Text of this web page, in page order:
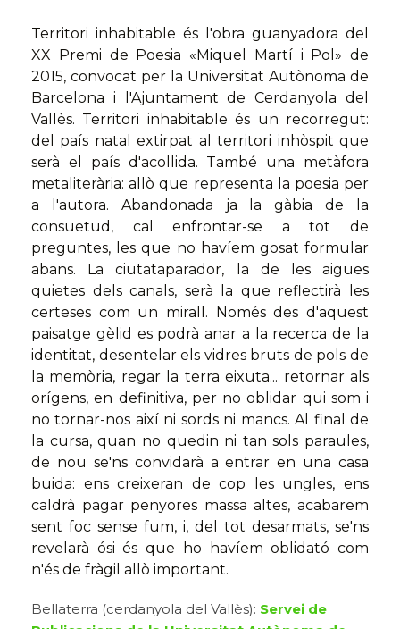
Territori inhabitable és l'obra guanyadora del
XX Premi de Poesia «Miquel Martí i Pol» de
2015, convocat per la Universitat Autònoma de
Barcelona i l'Ajuntament de Cerdanyola del
Vallès. Territori inhabitable és un recorregut:
del país natal extirpat al territori inhòspit que
serà el país d'acollida. També una metàfora
metaliterària: allò que representa la poesia per
a l'autora. Abandonada ja la gàbia de la
consuetud, cal enfrontar-se a tot de
preguntes, les que no havíem gosat formular
abans. La ciutataparador, la de les aigües
quietes dels canals, serà la que reflectirà les
certeses com un mirall. Només des d'aquest
paisatge gèlid es podrà anar a la recerca de la
identitat, desentelar els vidres bruts de pols de
la memòria, regar la terra eixuta... retornar als
orígens, en definitiva, per no oblidar qui som i
no tornar-nos així ni sords ni mancs. Al final de
la cursa, quan no quedin ni tan sols paraules,
de nou se'ns convidarà a entrar en una casa
buida: ens creixeran de cop les ungles, ens
caldrà pagar penyores massa altes, acabarem
sent foc sense fum, i, del tot desarmats, se'ns
revelarà ósi és que ho havíem oblidató com
n'és de fràgil allò important.
Bellaterra (cerdanyola del Vallès): Servei de